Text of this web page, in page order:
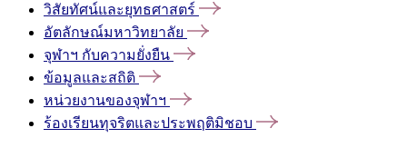
วิสัยทัศน์และยุทธศาสตร์
อัตลักษณ์มหาวิทยาลัย
จุฬาฯ กับความยั่งยืน
ข้อมูลและสถิติ
หน่วยงานของจุฬาฯ
ร้องเรียนทุจริตและประพฤติมิชอบ